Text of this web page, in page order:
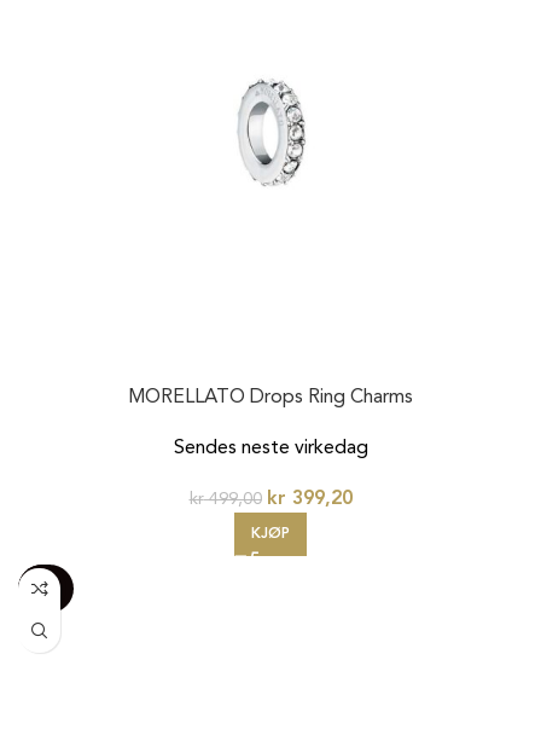
MORELLATO Drops Ring Charms
Sendes neste virkedag
kr499,00 kr 399,20
KJØP
-100%
20%